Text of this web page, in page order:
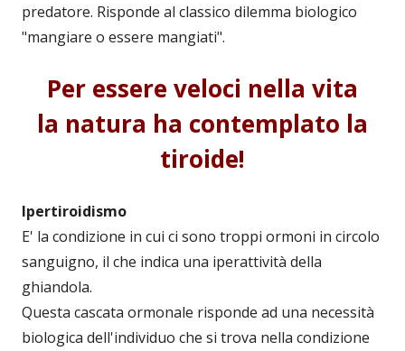
predatore. Risponde al classico dilemma biologico
"mangiare o essere mangiati".
Per essere veloci nella vita
la natura ha contemplato la
tiroide!
Ipertiroidismo
E' la condizione in cui ci sono troppi ormoni in circolo
sanguigno, il che indica una iperattività della
ghiandola.
Questa cascata ormonale risponde ad una necessità
biologica dell'individuo che si trova nella condizione